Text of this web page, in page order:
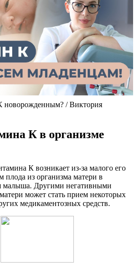
новорожденным? / Виктория
К в организме
К возникает из-за малого его
плода из организма матери в
малыша. Другими негативными
может стать прием некоторых
медикаментозных средств.